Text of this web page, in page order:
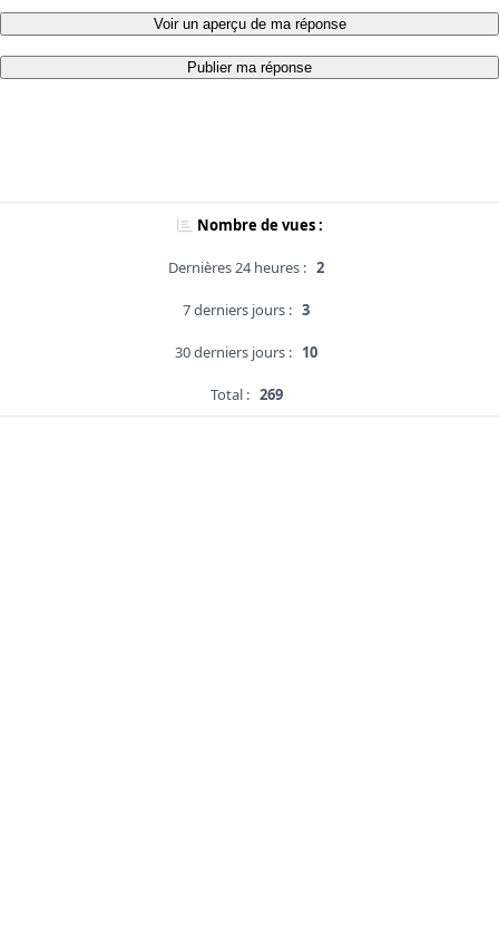
Voir un aperçu de ma réponse
Publier ma réponse
Nombre de vues :
Dernières 24 heures : 2
7 derniers jours : 3
30 derniers jours : 10
Total : 269